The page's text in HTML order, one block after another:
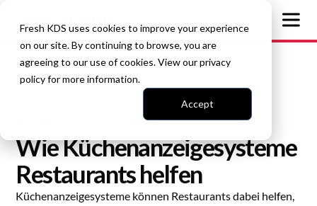
Fresh KDS uses cookies to improve your experience
on our site. By continuing to browse, you are
agreeing to our use of cookies. View ourprivacy
policyfor more information.
Accept
Displaysysteme für die Küche
Wie Küchenanzeigesysteme
Restaurants helfen
Küchenanzeigesysteme können Restaurants dabei helfen,